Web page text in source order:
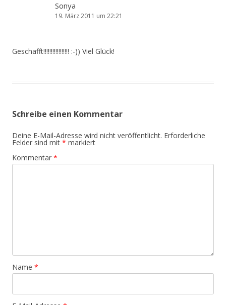
Sonya
19. März 2011 um 22:21
Geschafft!!!!!!!!!!!!!!!!! :-)) Viel Glück!
Schreibe einen Kommentar
Deine E-Mail-Adresse wird nicht veröffentlicht. Erforderliche
Felder sind mit * markiert
Kommentar *
Name *